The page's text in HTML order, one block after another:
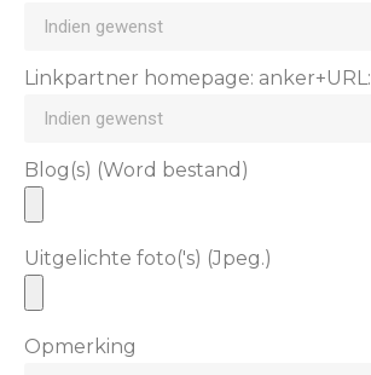
Linkpartner homepage: anker+URL:
Blog(s) (Word bestand)
Uitgelichte foto('s) (Jpeg.)
Opmerking